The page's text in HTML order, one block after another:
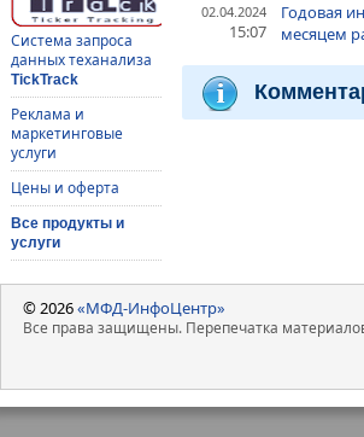
Система запроса
данных теханализа
TickTrack
Реклама и
маркетинговые
услуги
Цены и оферта
Все продукты и
услуги
02.04.2024
15:07
Годовая
месяцем
© 2026«МФД-ИнфоЦентр»
Все права защищены. Перепечатка